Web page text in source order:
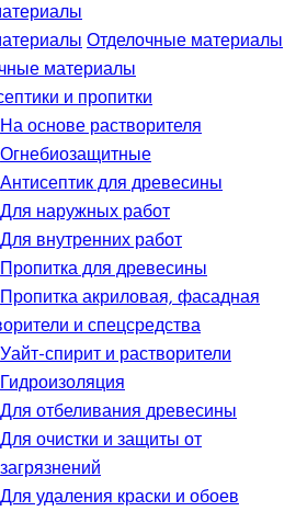
Отделочные материалы
материалы
и пропитки
На основе растворителя
Огнебиозащитные
Антисептик для древесины
Для наружных работ
Для внутренних работ
Пропитка для древесины
Пропитка акриловая, фасадная
и спецсредства
Уайт-спирит и растворители
Гидроизоляция
Для отбеливания древесины
Для очистки и защиты от
загрязнений
Для удаления краски и обоев